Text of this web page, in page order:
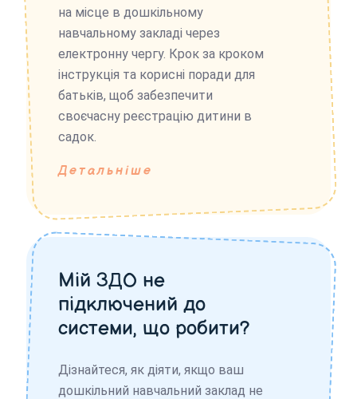
на місце в дошкільному
навчальному закладі через
електронну чергу. Крок за кроком
інструкція та корисні поради для
батьків, щоб забезпечити
своєчасну реєстрацію дитини в
садок.
Детальніше
Мій ЗДО не
підключений до
системи, що робити?
Дізнайтеся, як діяти, якщо ваш
дошкільний навчальний заклад не